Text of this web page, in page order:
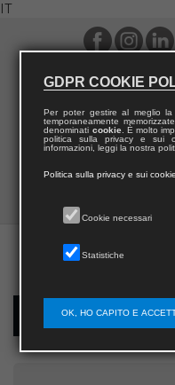
IT
Recupera password
GDPR COOKIE
Per poter gestire al meglio
temporaneamente
denominati cookie. È molto
politica sulla privacy e sui
informazioni, leggi la nostra
Politica sulla privacy e sui cookie
Cookie necessari
Statistiche
OK, HO CAPITO E